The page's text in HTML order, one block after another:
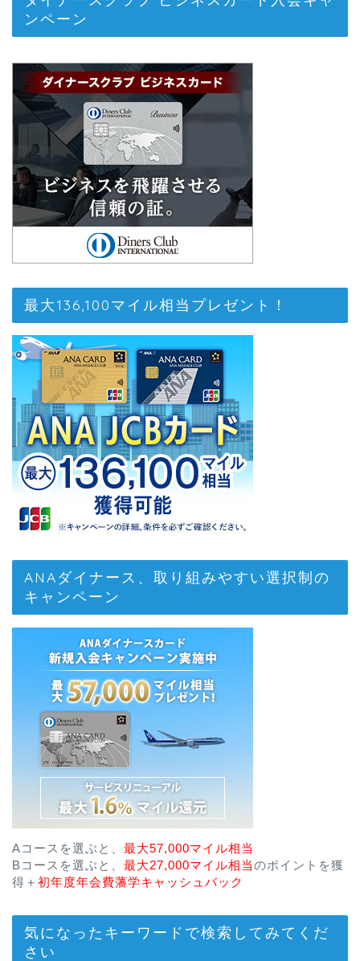
ンペーン
最大136,100マイル相当プレゼント！
ANAダイナース、取り組みやすい選択制の
キャンペーン
Aコースを選ぶと、 最大57,000マイル相当
Bコースを選ぶと、 最大27,000マイル相当のポイントを獲
得＋ 初年度年会費藩学キャッシュバック
気になったキーワードで検索してみてくだ
さい